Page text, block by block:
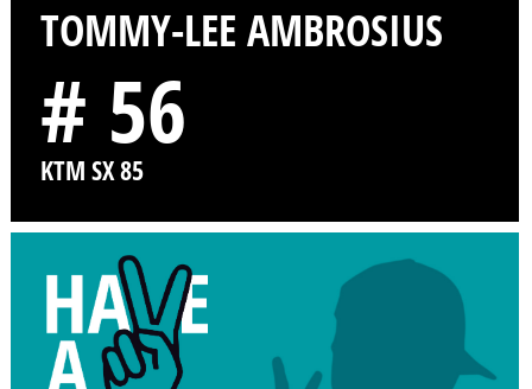
TOMMY-LEE AMBROSIUS
# 56
KTM SX 85